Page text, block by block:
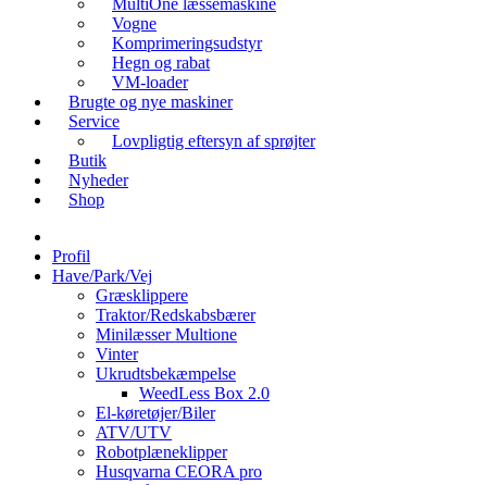
MultiOne læssemaskine
Vogne
Komprimeringsudstyr
Hegn og rabat
VM-loader
Brugte og nye maskiner
Service
Lovpligtig eftersyn af sprøjter
Butik
Nyheder
Shop
Profil
Have/Park/Vej
Græsklippere
Traktor/Redskabsbærer
Minilæsser Multione
Vinter
Ukrudtsbekæmpelse
WeedLess Box 2.0
El-køretøjer/Biler
ATV/UTV
Robotplæneklipper
Husqvarna CEORA pro